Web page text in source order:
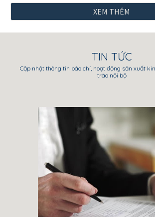
XEM THÊM
TIN TỨC
Cập nhật thông tin báo chí, hoạt động sản xuất
trào nội bộ